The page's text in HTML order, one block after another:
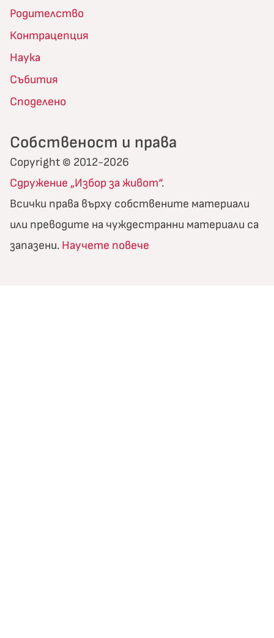
Собственост и права
Copyright © 2012-2026
Сдружение „Избор за живот“.
Всички права върху собствените материали
или преводите на чуждестранни материали са
запазени. Научете повече
Родителство
Контрацепция
Наука
Събития
Споделено